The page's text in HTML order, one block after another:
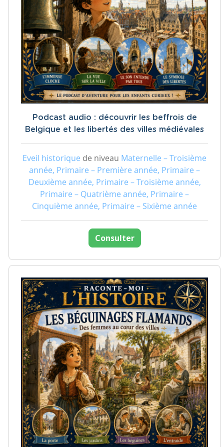
Podcast audio : découvrir les beffrois de
Belgique et les libertés des villes médiévales
Eveil historique de niveau Maternelle – Troisième
année, Primaire – Première année, Primaire –
Deuxième année, Primaire – Troisième année,
Primaire – Quatrième année, Primaire –
Cinquième année, Primaire – Sixième année
Consulter